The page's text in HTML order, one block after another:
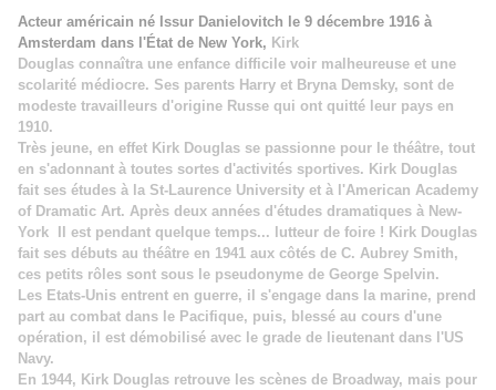
Acteur américain né Issur Danielovitch le 9 décembre 1916 à
Amsterdam dans l'État de New York, Kirk
Douglas connaîtra une enfance difficile voir malheureuse et une
scolarité médiocre. Ses parents Harry et Bryna Demsky, sont de
modeste travailleurs d'origine Russe qui ont quitté leur pays en
1910.
Très jeune, en effet Kirk Douglas se passionne pour le théâtre, tout
en s'adonnant à toutes sortes d'activités sportives. Kirk Douglas
fait ses études à la St-Laurence University et à l'American Academy
of Dramatic Art. Après deux années d'études dramatiques à New-
York Il est pendant quelque temps... lutteur de foire ! Kirk Douglas
fait ses débuts au théâtre en 1941 aux côtés de C. Aubrey Smith,
ces petits rôles sont sous le pseudonyme de George Spelvin.
Les Etats-Unis entrent en guerre, il s'engage dans la marine, prend
part au combat dans le Pacifique, puis, blessé au cours d'une
opération, il est démobilisé avec le grade de lieutenant dans l'US
Navy.
En 1944, Kirk Douglas retrouve les scènes de Broadway, mais pour